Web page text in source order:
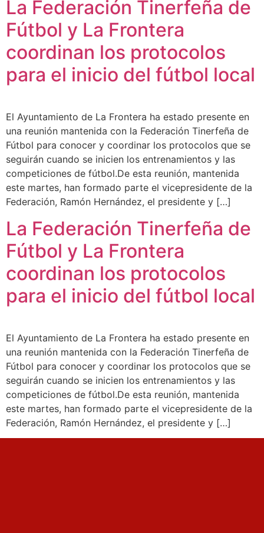
La Federación Tinerfeña de
Fútbol y La Frontera
coordinan los protocolos
para el inicio del fútbol local
El Ayuntamiento de La Frontera ha estado presente en
una reunión mantenida con la Federación Tinerfeña de
Fútbol para conocer y coordinar los protocolos que se
seguirán cuando se inicien los entrenamientos y las
competiciones de fútbol.De esta reunión, mantenida
este martes, han formado parte el vicepresidente de la
Federación, Ramón Hernández, el presidente y […]
La Federación Tinerfeña de
Fútbol y La Frontera
coordinan los protocolos
para el inicio del fútbol local
El Ayuntamiento de La Frontera ha estado presente en
una reunión mantenida con la Federación Tinerfeña de
Fútbol para conocer y coordinar los protocolos que se
seguirán cuando se inicien los entrenamientos y las
competiciones de fútbol.De esta reunión, mantenida
este martes, han formado parte el vicepresidente de la
Federación, Ramón Hernández, el presidente y […]